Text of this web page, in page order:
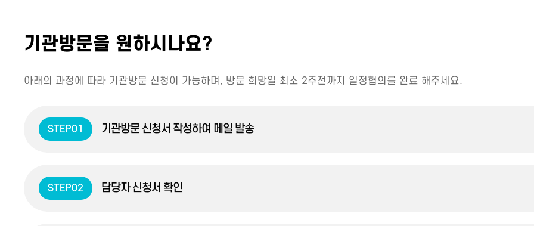
기관방문을 원하시나요?
아래의 과정에 따라 기관방문 신청이 가능하며, 방문 희망일 최소 2주전까지 일정협의를 완료 해주세요.
STEP01 기관방문 신청서 작성하여 메일 발송
STEP02 담당자 신청서 확인